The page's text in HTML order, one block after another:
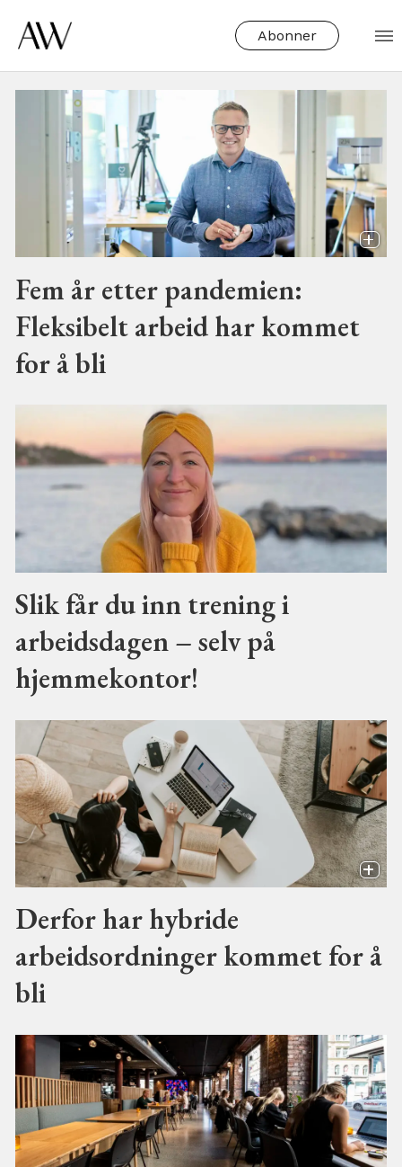
Abonner
Tag:
hjemmekontor
Fem år etter pandemien:
Fleksibelt arbeid har kommet
for å bli
Slik får du inn trening i
arbeidsdagen – selv på
hjemmekontor!
Derfor har hybride
arbeidsordninger kommet for å
bli